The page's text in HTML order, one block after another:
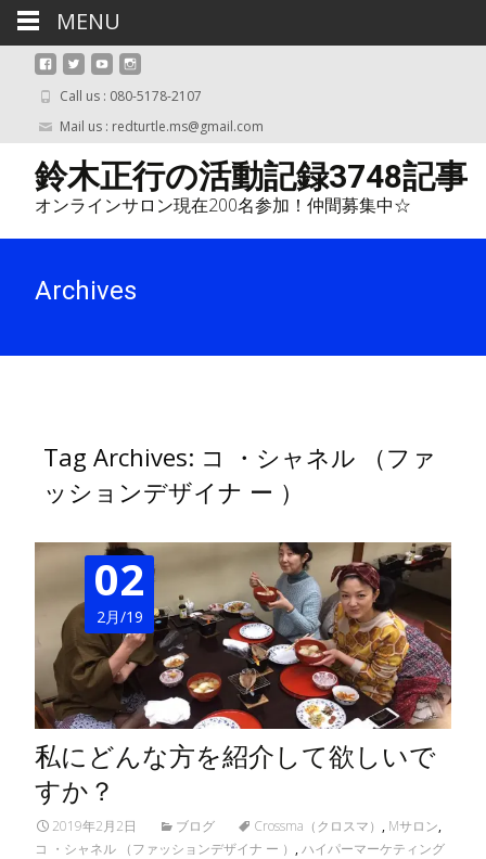
Call us : 080-5178-2107
Mail us : redturtle.ms@gmail.com
鈴木正行の活動記録3748記事
オンラインサロン現在200名参加！仲間募集中☆
Archives
Tag Archives: コ ・シャネル （ファ
ッションデザイナ ー ）
02
2月/19
私にどんな方を紹介して欲しいで
すか？
2019年2月2日 ブログ Crossma（クロスマ） , Mサロン,
コ ・シャネル （ファッションデザイナ ー ） ,ハイパーマーケティング
MENU